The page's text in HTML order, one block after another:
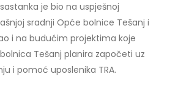
je bio na uspješnoj
sradnji Opće bolnice Tešanj i
i na budućim projektima koje
Tešanj planira započeti uz
i pomoć uposlenika TRA.